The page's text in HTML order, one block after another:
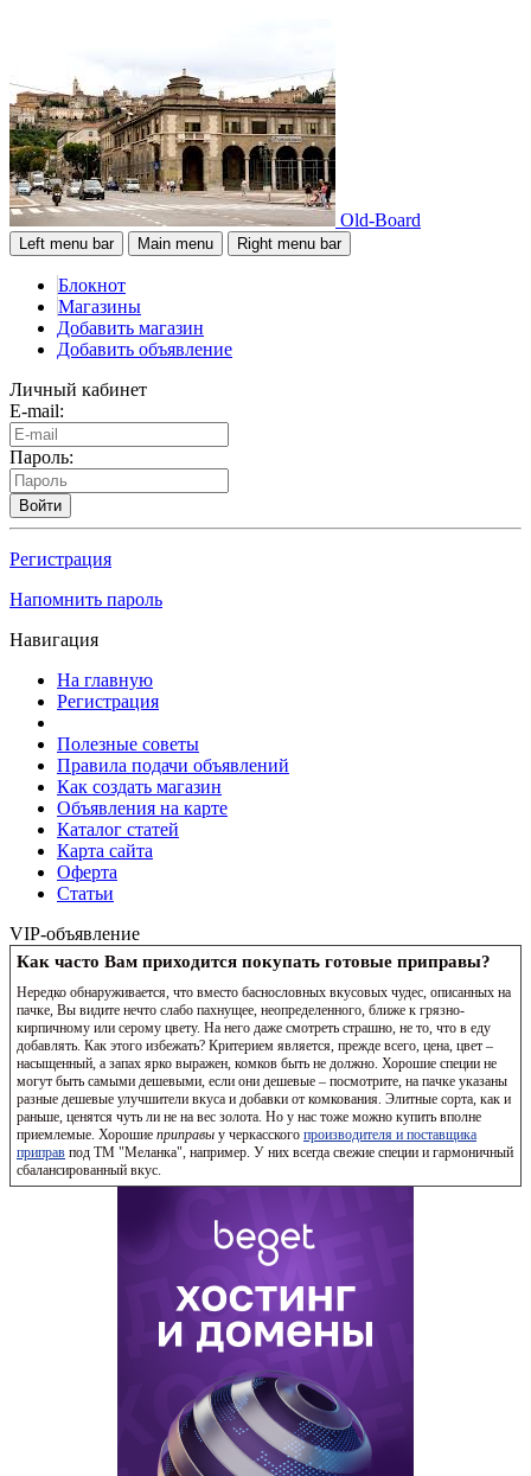
Old-Board
Left menu bar Main menu Right menu bar
Блокнот
Магазины
Добавить магазин
Добавить объявление
Личный кабинет
E-mail:
Пароль:
Войти
Регистрация
Напомнить пароль
Навигация
На главную
Регистрация
Полезные советы
Правила подачи объявлений
Как создать магазин
Объявления на карте
Каталог статей
Карта сайта
Оферта
Статьи
VIP-объявление
Как часто Вам приходится покупать готовые приправы?
Нередко обнаруживается, что вместо баснословных вкусовых чудес, описанных на
пачке, Вы видите нечто слабо пахнущее, неопределенного, ближе к грязно-
кирпичному или серому цвету. На него даже смотреть страшно, не то, что в еду
добавлять. Как этого избежать? Критерием является, прежде всего, цена, цвет –
насыщенный, а запах ярко выражен, комков быть не должно. Хорошие специи не
могут быть самыми дешевыми, если они дешевые – посмотрите, на пачке указаны
разные дешевые улучшители вкуса и добавки от комкования. Элитные сорта, как и
раньше, ценятся чуть ли не на вес золота. Но у нас тоже можно купить вполне
приемлемые. Хорошие приправы у черкасского производителя и поставщика
приправ под ТМ "Меланка", например. У них всегда свежие специи и гармоничный
сбалансированный вкус.